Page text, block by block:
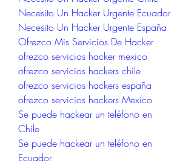
Necesito Un Hacker Urgente Ecuador
Necesito Un Hacker Urgente España
Ofrezco Mis Servicios De Hacker
ofrezco servicios hacker mexico
ofrezco servicios hackers chile
ofrezco servicios hackers españa
ofrezco servicios hackers Mexico
Se puede hackear un teléfono en
Chile
Se puede hackear un teléfono en
Ecuador